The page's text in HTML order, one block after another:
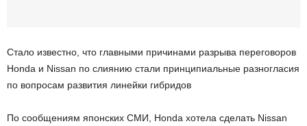
Стало известно, что главными причинами разрыва переговоров
Honda и Nissan по слиянию стали принципиальные разногласия
по вопросам развития линейки гибридов
По сообщениям японских СМИ, Honda хотела сделать Nissan